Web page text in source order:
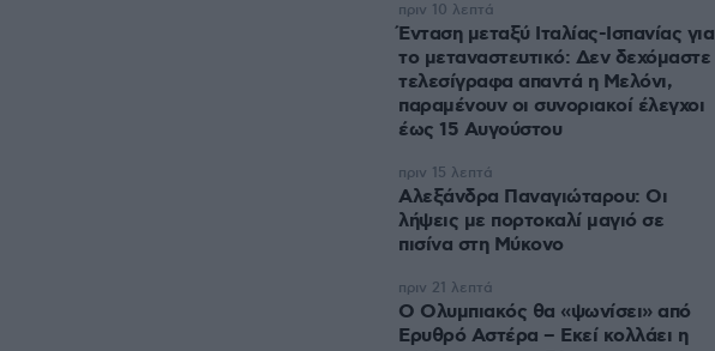
Ένταση μεταξύ Ιταλίας-Ισπανίας για
το μεταναστευτικό: Δεν δεχόμαστε
τελεσίγραφα απαντά η Μελόνι,
παραμένουν οι συνοριακοί έλεγχοι
έως 15 Αυγούστου
πριν 10 λεπτά
Αλεξάνδρα Παναγιώταρου: Οι
λήψεις με πορτοκαλί μαγιό σε
πισίνα στη Μύκονο
πριν 15 λεπτά
Ο Ολυμπιακός θα «ψωνίσει» από
Ερυθρό Αστέρα – Εκεί κολλάει η
πριν 21 λεπτά